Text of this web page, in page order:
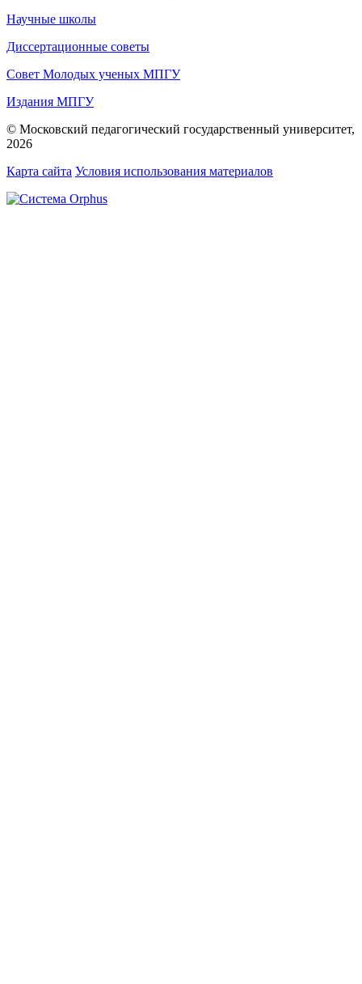
Научные школы
Диссертационные советы
Совет Молодых ученых МПГУ
Издания МПГУ
© Московский педагогический государственный университет,
2026
Карта сайта Условия использования материалов